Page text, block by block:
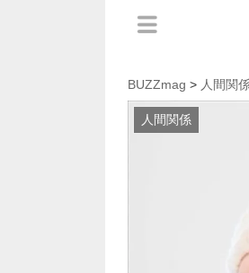
BUZZmag > 人間関
人間関係